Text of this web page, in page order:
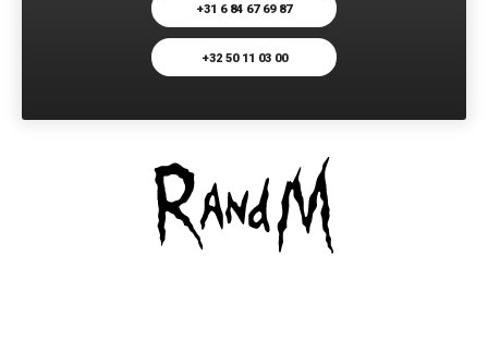
+31 6 84 67 69 87
+32 50 11 03 00